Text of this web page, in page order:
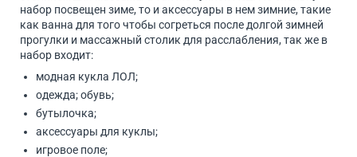
набор посвещен зиме, то и аксессуары в нем зимние, такие
как ванна для того чтобы согреться после долгой зимней
прогулки и массажный столик для расслабления, так же в
набор входит:
модная кукла ЛОЛ;
одежда; обувь;
бутылочка;
аксессуары для куклы;
игровое поле;